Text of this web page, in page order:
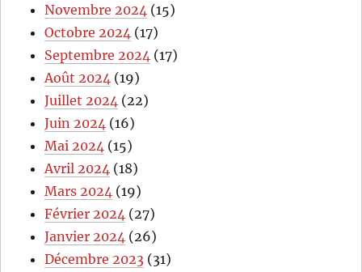
Novembre 2024 (15)
Octobre 2024 (17)
Septembre 2024 (17)
Août 2024 (19)
Juillet 2024 (22)
Juin 2024 (16)
Mai 2024 (15)
Avril 2024 (18)
Mars 2024 (19)
Février 2024 (27)
Janvier 2024 (26)
Décembre 2023 (31)